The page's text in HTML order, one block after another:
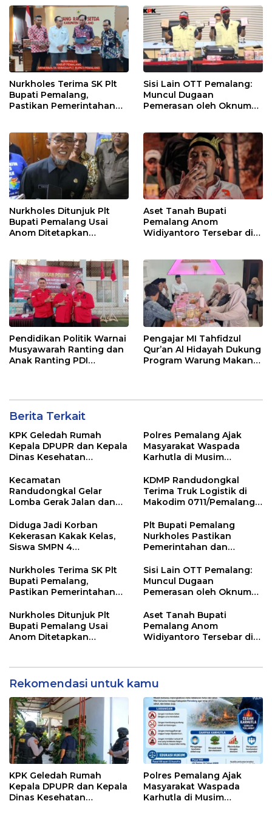
Nurkholes Terima SK Plt
Bupati Pemalang,
Pastikan Pemerintahan
Sisi Lain OTT Pemalang:
Muncul Dugaan
Pemerasan oleh Oknum
Nurkholes Ditunjuk Plt
Bupati Pemalang Usai
Anom Ditetapkan
Aset Tanah Bupati
Pemalang Anom
Widiyantoro Tersebar di
Pendidikan Politik Warnai
Musyawarah Ranting dan
Anak Ranting PDI
Pengajar MI Tahfidzul
Qur’an Al Hidayah Dukung
Program Warung Makan
Berita Terkait
KPK Geledah Rumah
Kepala DPUPR dan Kepala
Dinas Kesehatan
Polres Pemalang Ajak
Masyarakat Waspada
Karhutla di Musim
Kecamatan
Randudongkal Gelar
Lomba Gerak Jalan dan
HUT RI ke-81
KDMP Randudongkal
Terima Truk Logistik di
Makodim 0711/Pemalang
Desa
Diduga Jadi Korban
Kekerasan Kakak Kelas,
Siswa SMPN 4
Dunia
Plt Bupati Pemalang
Nurkholes Pastikan
Pemerintahan dan
Berjalan
Nurkholes Terima SK Plt
Bupati Pemalang,
Pastikan Pemerintahan
Sisi Lain OTT Pemalang:
Muncul Dugaan
Pemerasan oleh Oknum
Nurkholes Ditunjuk Plt
Bupati Pemalang Usai
Anom Ditetapkan
Aset Tanah Bupati
Pemalang Anom
Widiyantoro Tersebar di
Rekomendasi untuk kamu
KPK Geledah Rumah
Kepala DPUPR dan Kepala
Dinas Kesehatan
Polres Pemalang Ajak
Masyarakat Waspada
Karhutla di Musim